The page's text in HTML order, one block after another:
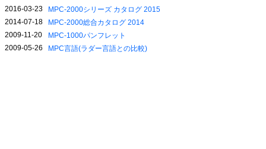
2016-03-23
MPC-2000シリーズ カタログ 2015
2014-07-18
MPC-2000総合カタログ 2014
2009-11-20
MPC-1000パンフレット
2009-05-26
MPC言語(ラダー言語との比較)